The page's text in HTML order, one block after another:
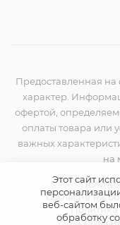
Предоставленная
характер.
офертой,
оплаты товара или
важных
на
Согласие на
Этот сайт
веб-сайтом
обработку